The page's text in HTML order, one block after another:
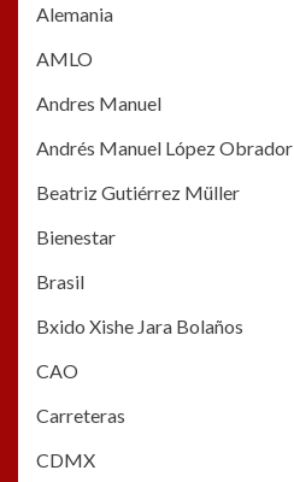
Alemania
AMLO
Andres Manuel
Andrés Manuel López Obrador
Beatriz Gutiérrez Müller
Bienestar
Brasil
Bxido Xishe Jara Bolaños
CAO
Carreteras
CDMX